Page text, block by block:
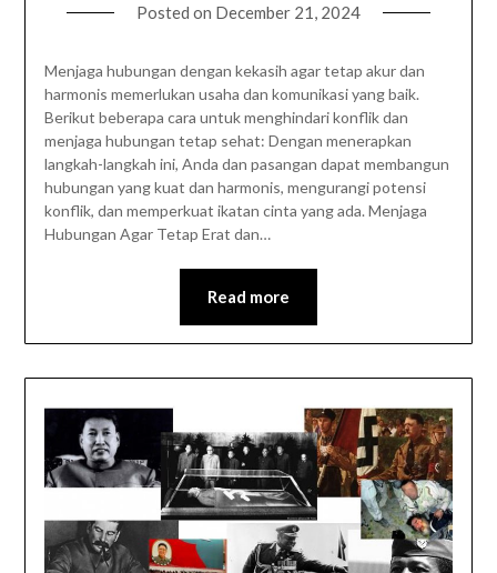
Posted on December 21, 2024
Menjaga hubungan dengan kekasih agar tetap akur dan
harmonis memerlukan usaha dan komunikasi yang baik.
Berikut beberapa cara untuk menghindari konflik dan
menjaga hubungan tetap sehat: Dengan menerapkan
langkah-langkah ini, Anda dan pasangan dapat membangun
hubungan yang kuat dan harmonis, mengurangi potensi
konflik, dan memperkuat ikatan cinta yang ada. Menjaga
Hubungan Agar Tetap Erat dan…
Read more